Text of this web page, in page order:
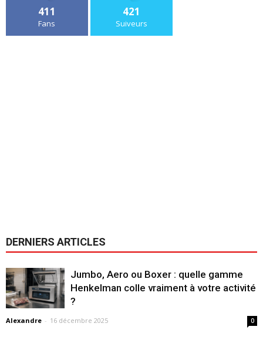
411
Fans
421
Suiveurs
DERNIERS ARTICLES
Jumbo, Aero ou Boxer : quelle gamme
Henkelman colle vraiment à votre activité
?
Alexandre - 16 décembre 2025 0